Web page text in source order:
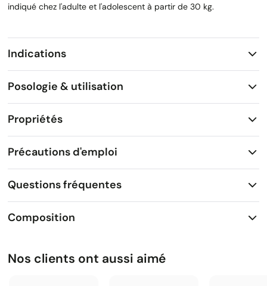
indiqué chez l'adulte et l'adolescent à partir de 30 kg.
Indications
Posologie & utilisation
Propriétés
Précautions d'emploi
Questions fréquentes
Composition
Nos clients ont aussi aimé